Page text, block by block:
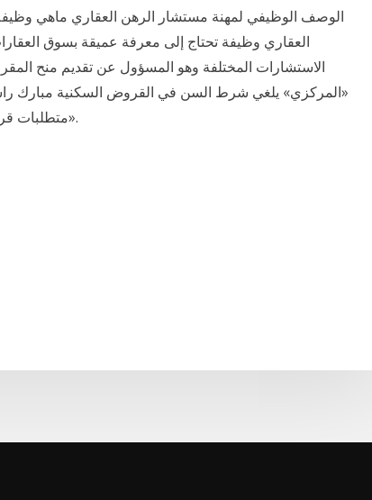
الوصف الوظيفي لمهنة مستشار الرهن العقاري ماهي
العقاري وظيفة تحتاج إلى معرفة عميقة بسوق
الاستشارات المختلفة وهو المسؤول عن تقديم منح
«المركزي» يلغي شرط السن في القروض السكنية مبارك
متطلبات قروض الرهن العقاري وتدخل حيز التنفيذ فوراً».